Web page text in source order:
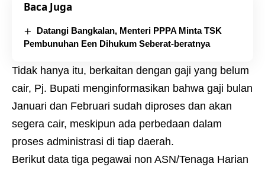
Baca Juga
Datangi Bangkalan, Menteri PPPA Minta TSK
Pembunuhan Een Dihukum Seberat-beratnya
Tidak hanya itu, berkaitan dengan gaji yang belum
cair, Pj. Bupati menginformasikan bahwa gaji bulan
Januari dan Februari sudah diproses dan akan
segera cair, meskipun ada perbedaan dalam
proses administrasi di tiap daerah.
Berikut data tiga pegawai non ASN/Tenaga Harian